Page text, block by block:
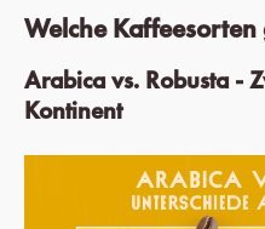
Welche
Arabica vs. Robusta -
Kontinent